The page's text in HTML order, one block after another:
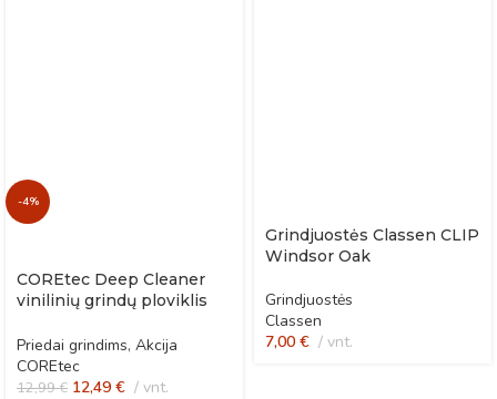
-4%
COREtec Deep Cleaner
vinilinių grindų ploviklis
Priedai grindims, Akcija
COREtec
12,99€ 12,49 € vnt.
Grindjuostės Classen CLIP
Windsor Oak
Grindjuostės
Classen
7,00 € vnt.